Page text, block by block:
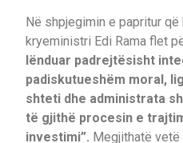
Në shpjegimin e papritur
kryeministri Edi Rama flet
lënduar padrejtësisht
padiskutueshëm moral,
shteti dhe administrata
të gjithë procesin e
investimi”. Megjithatë